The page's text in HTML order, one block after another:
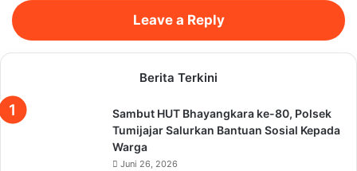
Leave a Reply
Berita Terkini
Sambut HUT Bhayangkara ke-80, Polsek
Tumijajar Salurkan Bantuan Sosial Kepada
Warga
Juni 26, 2026